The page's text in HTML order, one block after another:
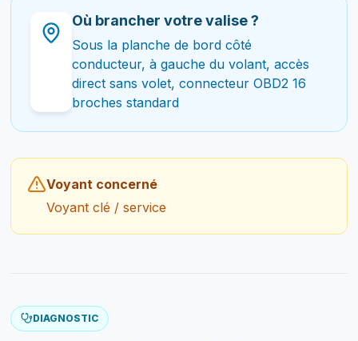
Où brancher votre valise ?
Sous la planche de bord côté
conducteur, à gauche du volant, accès
direct sans volet, connecteur OBD2 16
broches standard
Voyant concerné
Voyant clé / service
DIAGNOSTIC